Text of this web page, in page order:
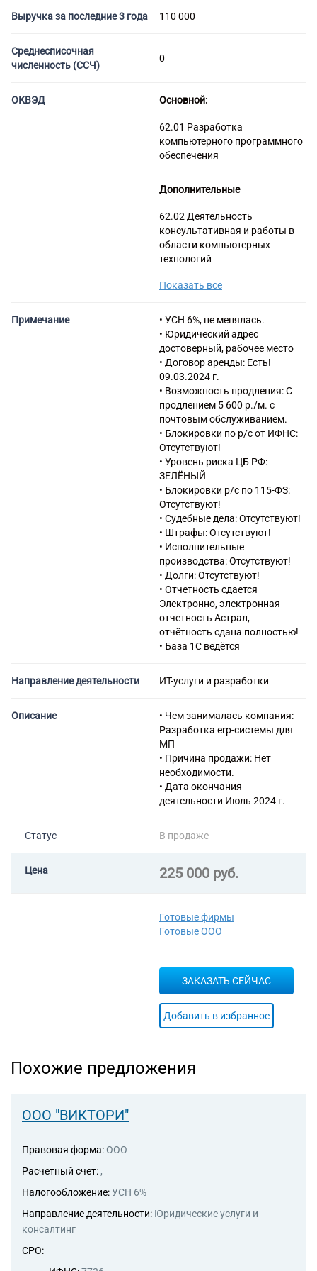
Выручка за последние 3 года 110 000
Среднесписочная
численность (ССЧ)
0
ОКВЭД Основной:
62.01 Разработка
компьютерного программного
обеспечения
Дополнительные
62.02 Деятельность
консультативная и работы в
области компьютерных
технологий
управлению компьютерным
62.09 Деятельность,
связанная с использованием
вычислительной техники и
информационных технологий,
прочая
63.11 Деятельность по
обработке данных,
предоставление услуг по
размещению информации и
связанная с этим
деятельность
63.11.1 Деятельность по
созданию и использованию
баз данных и
информационных ресурсов
64.99 Предоставление прочих
финансовых услуг, кроме
услуг по страхованию и
пенсионному обеспечению, не
включенных в другие
группировки
66.19.4 Деятельность по
предоставлению
консультационных услуг по
66.22 Деятельность
82.99 Деятельность по
предоставлению прочих
вспомогательных услуг для
бизнеса, не включенная в
другие группировки
70.22 Консультирование по
вопросам коммерческой
и разработки в области
наук прочие
Показать все
Примечание
• УСН 6%, не менялась.
• Юридический адрес
достоверный, рабочее место
• Договор аренды: Есть!
09.03.2024 г.
• Возможность продления: С
продлением 5 600 р./м. с
почтовым обслуживанием.
• Блокировки по р/с от ИФНС:
Отсутствуют!
• Уровень риска ЦБ РФ:
ЗЕЛЁНЫЙ
• Блокировки р/с по 115-ФЗ:
Отсутствуют!
• Судебные дела: Отсутствуют!
• Штрафы: Отсутствуют!
• Исполнительные
производства: Отсутствуют!
• Долги: Отсутствуют!
• Отчетность сдается
Электронно, электронная
отчетность Астрал,
отчётность сдана полностью!
• База 1С ведётся
Направление деятельности ИТ-услуги и разработки
Описание
• Чем занималась компания:
Разработка erp-системы для
МП
• Причина продажи: Нет
необходимости.
• Дата окончания
деятельности Июль 2024 г.
Статус В продаже
Цена 225 000 руб.
Готовые фирмы
Готовые ООО
ЗАКАЗАТЬ СЕЙЧАС
Добавить в избранное
Похожие предложения
ООО "ВИКТОРИ"
Правовая форма: ООО
Расчетный счет: ,
Налогообложение:УСН 6%
Направление деятельности: Юридические услуги и
консалтинг
СРО: